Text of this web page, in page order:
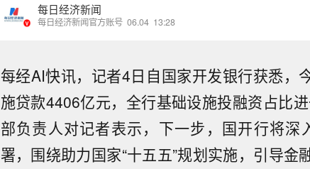
每日经济新闻
每日经济新闻官方账号 06.04 13:28
每经AI快讯，记者4日自国家开发银行获悉，
施贷款4406亿元，全行基础设施投融资占比
部负责人对记者表示，下一步，国开行将深
署，围绕助力国家“十五五”规划实施，引导金